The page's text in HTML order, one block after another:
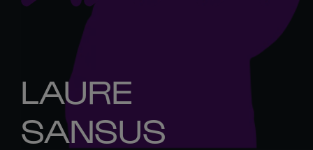
LAURE
SANSUS